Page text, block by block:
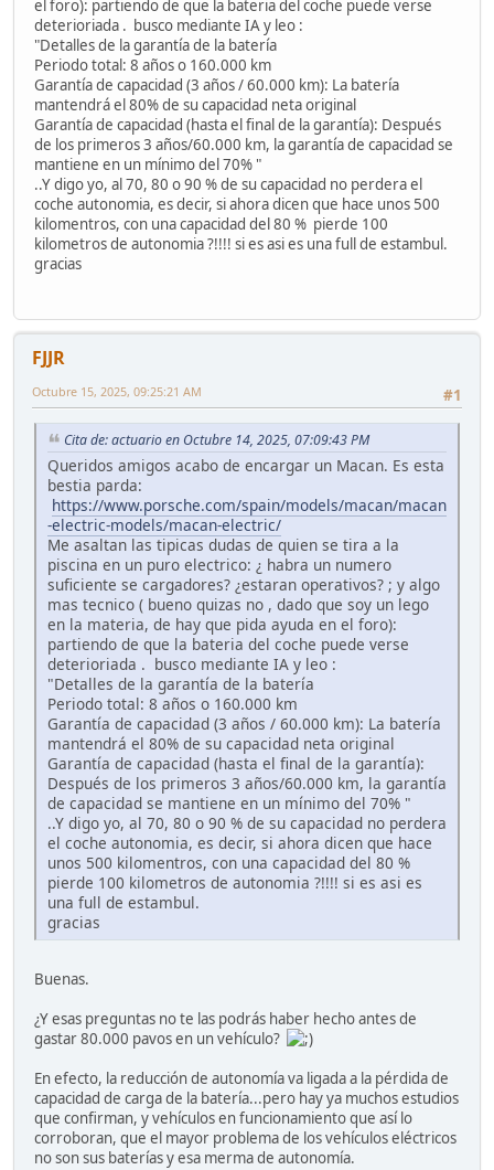
el foro): partiendo de que la bateria del coche puede verse
deterioriada . busco mediante IA y leo :
"Detalles de la garantía de la batería
Periodo total: 8 años o 160.000 km
Garantía de capacidad (3 años / 60.000 km): La batería
mantendrá el 80% de su capacidad neta original
Garantía de capacidad (hasta el final de la garantía): Después
de los primeros 3 años/60.000 km, la garantía de capacidad se
mantiene en un mínimo del 70% "
..Y digo yo, al 70, 80 o 90 % de su capacidad no perdera el
coche autonomia, es decir, si ahora dicen que hace unos 500
kilomentros, con una capacidad del 80 % pierde 100
kilometros de autonomia ?!!!! si es asi es una full de estambul.
gracias
FJJR
#1
Octubre 15, 2025, 09:25:21 AM
Cita de: actuario en Octubre 14, 2025, 07:09:43 PM
Queridos amigos acabo de encargar un Macan. Es esta
bestia parda:
https://www.porsche.com/spain/models/macan/macan
-electric-models/macan-electric/
Me asaltan las tipicas dudas de quien se tira a la
piscina en un puro electrico: ¿ habra un numero
suficiente se cargadores? ¿estaran operativos? ; y algo
mas tecnico ( bueno quizas no , dado que soy un lego
en la materia, de hay que pida ayuda en el foro):
partiendo de que la bateria del coche puede verse
deterioriada . busco mediante IA y leo :
"Detalles de la garantía de la batería
Periodo total: 8 años o 160.000 km
Garantía de capacidad (3 años / 60.000 km): La batería
mantendrá el 80% de su capacidad neta original
Garantía de capacidad (hasta el final de la garantía):
Después de los primeros 3 años/60.000 km, la garantía
de capacidad se mantiene en un mínimo del 70% "
..Y digo yo, al 70, 80 o 90 % de su capacidad no perdera
el coche autonomia, es decir, si ahora dicen que hace
unos 500 kilomentros, con una capacidad del 80 %
pierde 100 kilometros de autonomia ?!!!! si es asi es
una full de estambul.
gracias
Buenas.
¿Y esas preguntas no te las podrás haber hecho antes de
gastar 80.000 pavos en un vehículo?
En efecto, la reducción de autonomía va ligada a la pérdida de
capacidad de carga de la batería...pero hay ya muchos estudios
que confirman, y vehículos en funcionamiento que así lo
corroboran, que el mayor problema de los vehículos eléctricos
no son sus baterías y esa merma de autonomía.